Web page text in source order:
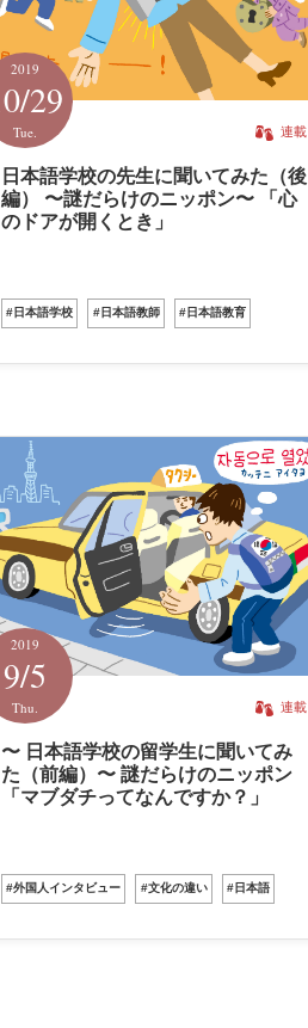
2019
29
Tue. 連載
日本語学校の先生に聞いてみた（後
編） 〜謎だらけのニッポン〜 「心
のドアが開くとき」
#日本語学校 #日本語教師 #日本語教育
2019
9/5
Thu. 連載
〜 日本語学校の留学生に聞いてみ
た（前編）〜 謎だらけのニッポン
「マブダチってなんですか？」
#外国人インタビュー #文化の違い #日本語